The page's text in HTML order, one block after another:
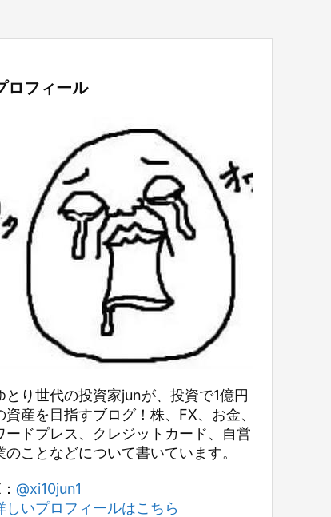
ロフィール
とり世代の投資家junが、投資で1億円
資産を目指すブログ！株、FX、お金、
ードプレス、クレジットカード、自営
のことなどについて書いています。
@xi10jun1
しいプロフィールはこちら